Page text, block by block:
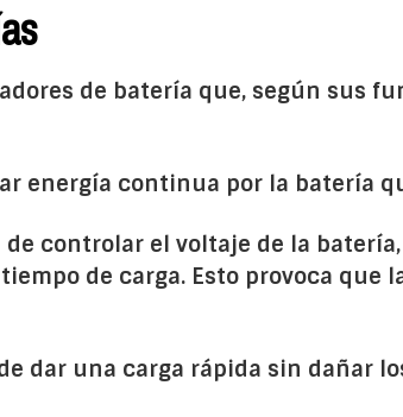
de batería que, según sus
energía continua por la batería
controlar el voltaje de la
de carga. Esto provoca que
dar una carga rápida sin dañar